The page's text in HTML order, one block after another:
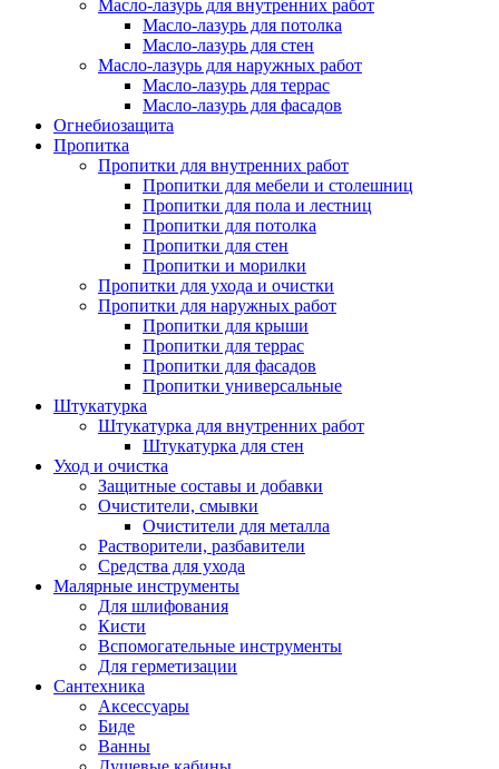
Масло-лазурь для внутренних работ
Масло-лазурь для потолка
Масло-лазурь для стен
Масло-лазурь для наружных работ
Масло-лазурь для террас
Масло-лазурь для фасадов
Огнебиозащита
Пропитка
Пропитки для внутренних работ
Пропитки для мебели и столешниц
Пропитки для пола и лестниц
Пропитки для потолка
Пропитки для стен
Пропитки и морилки
Пропитки для ухода и очистки
Пропитки для наружных работ
Пропитки для крыши
Пропитки для террас
Пропитки для фасадов
Пропитки универсальные
Штукатурка
Штукатурка для внутренних работ
Штукатурка для стен
Уход и очистка
Защитные составы и добавки
Очистители, смывки
Очистители для металла
Растворители, разбавители
Средства для ухода
Малярные инструменты
Для шлифования
Кисти
Вспомогательные инструменты
Для герметизации
Сантехника
Аксессуары
Биде
Ванны